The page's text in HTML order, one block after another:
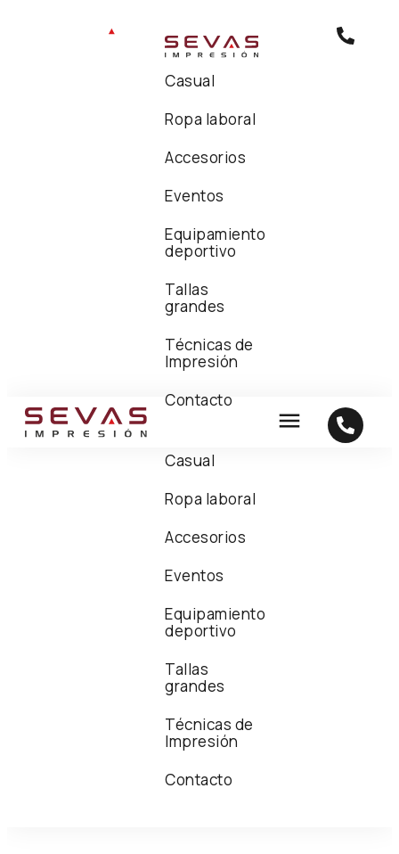
Casual
Ropa laboral
Accesorios
Eventos
Equipamiento
deportivo
Tallas
grandes
Técnicas de
Impresión
Contacto
Casual
Ropa laboral
Accesorios
Eventos
Equipamiento
deportivo
Tallas
grandes
Técnicas de
Impresión
Contacto